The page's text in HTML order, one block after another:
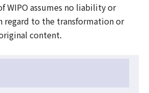
WIPO assumes no liability or
to the transformation or
content.